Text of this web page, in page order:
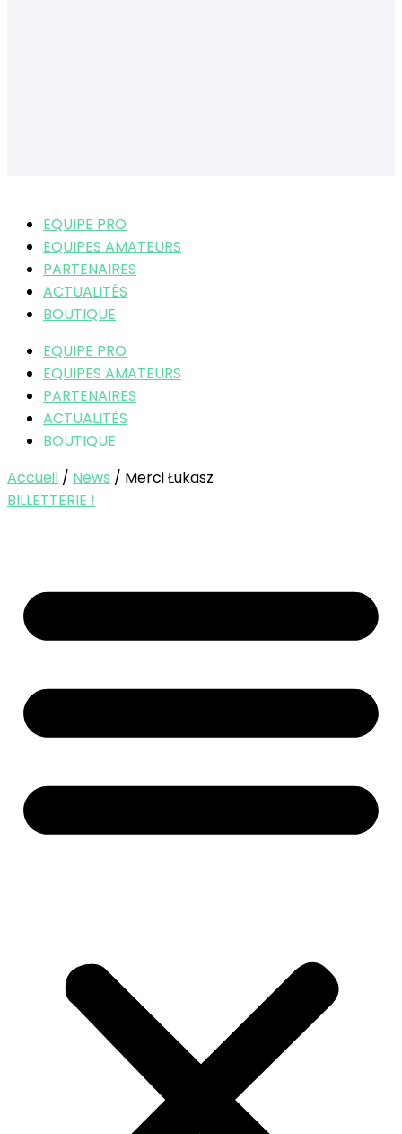
EQUIPE PRO
EQUIPES AMATEURS
PARTENAIRES
ACTUALITÉS
BOUTIQUE
EQUIPE PRO
EQUIPES AMATEURS
PARTENAIRES
ACTUALITÉS
BOUTIQUE
Accueil / News / Merci Łukasz
BILLETTERIE !